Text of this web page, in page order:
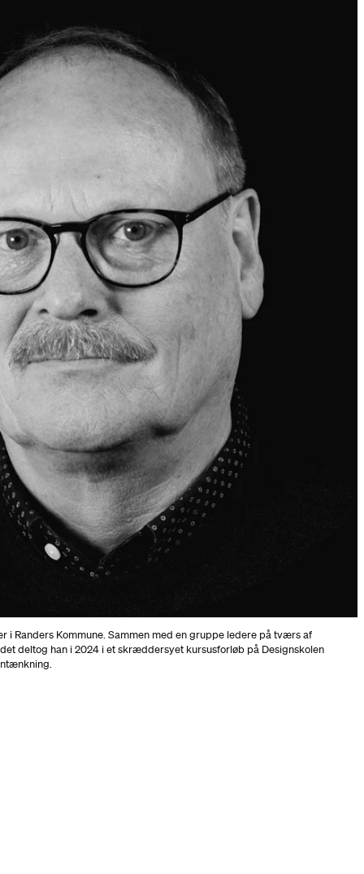
i Randers Kommune. Sammen med en gruppe ledere på tværs af
deltog han i 2024 i et skræddersyet kursusforløb på Designskolen